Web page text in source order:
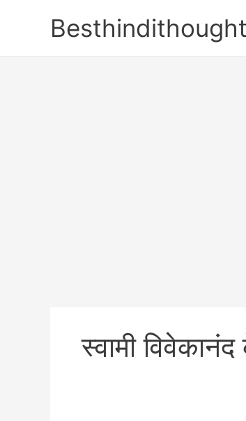
Besthindithought
स्वामी